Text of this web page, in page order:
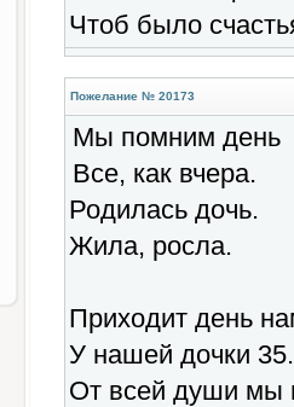
Чтоб было
Пожелание № 20173
Мы помним день
Все, как вчера.
Родилась дочь.
Жила, росла.
Приходит день
У нашей дочки 35.
От всей души